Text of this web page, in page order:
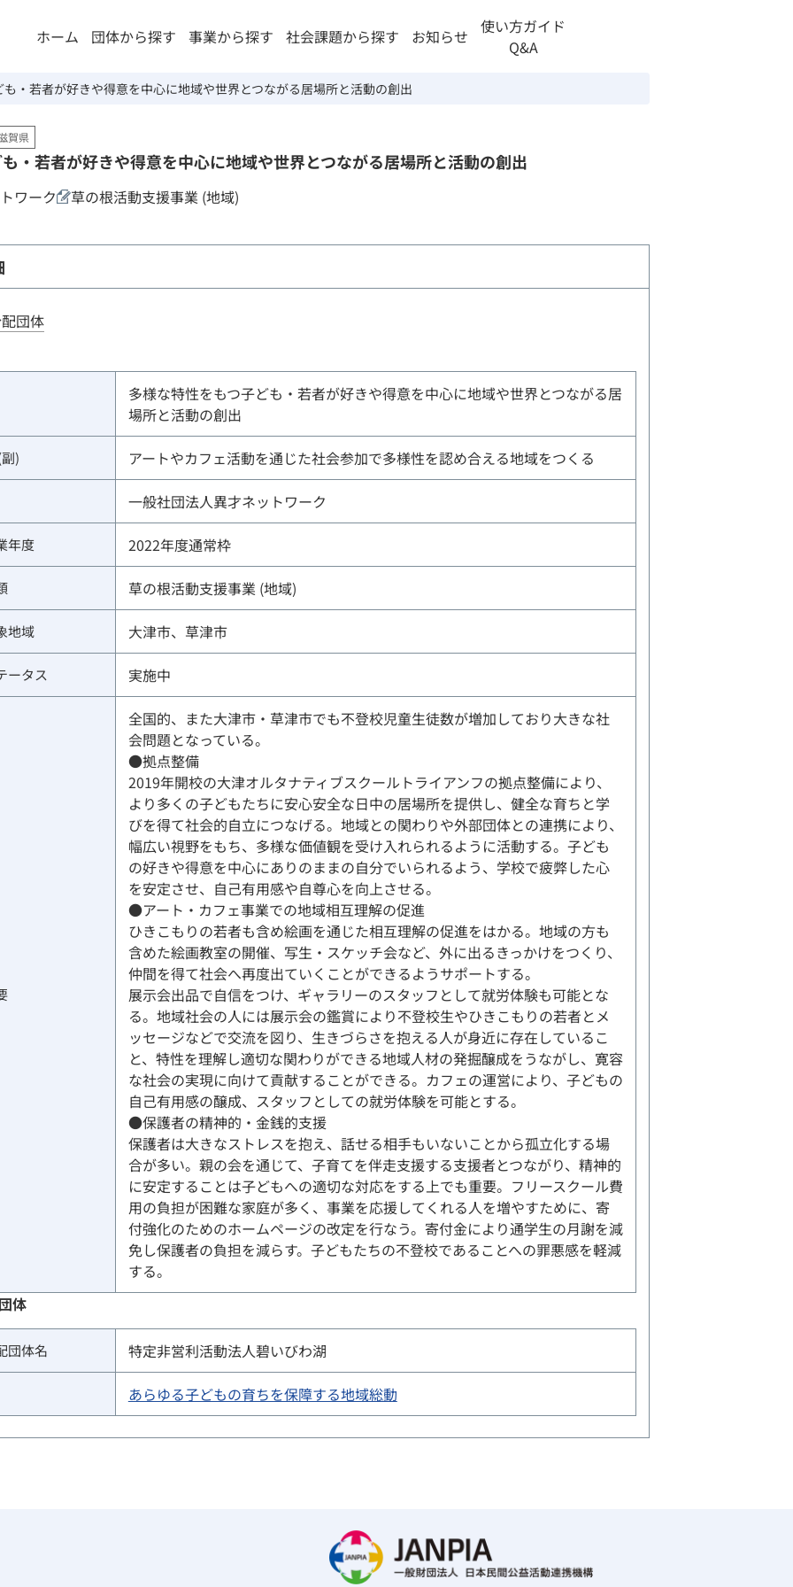
ホーム 団体から探す 事業から探す 社会課題から探す お知らせ
使い方ガイド
Q&A
・若者が好きや得意を中心に地域や世界とつながる居場所と活動の創出
賀県
・若者が好きや得意を中心に地域や世界とつながる居場所と活動の創出
ワーク 草の根活動支援事業 (地域)
団体
多様な特性をもつ子ども・若者が好きや得意を中心に地域や世界とつながる居
場所と活動の創出
) アートやカフェ活動を通じた社会参加で多様性を認め合える地域をつくる
一般社団法人異才ネットワーク
年度 2022年度通常枠
草の根活動支援事業 (地域)
地域 大津市、草津市
ータス 実施中
全国的、また大津市・草津市でも不登校児童生徒数が増加しており大きな社
会問題となっている。
●拠点整備
2019年開校の大津オルタナティブスクールトライアンフの拠点整備により、
より多くの子どもたちに安心安全な日中の居場所を提供し、健全な育ちと学
びを得て社会的自立につなげる。地域との関わりや外部団体との連携により、
幅広い視野をもち、多様な価値観を受け入れられるように活動する。子ども
の好きや得意を中心にありのままの自分でいられるよう、学校で疲弊した心
を安定させ、自己有用感や自尊心を向上させる。
●アート・カフェ事業での地域相互理解の促進
ひきこもりの若者も含め絵画を通じた相互理解の促進をはかる。地域の方も
含めた絵画教室の開催、写生・スケッチ会など、外に出るきっかけをつくり、
仲間を得て社会へ再度出ていくことができるようサポートする。
展示会出品で自信をつけ、ギャラリーのスタッフとして就労体験も可能とな
る。地域社会の人には展示会の鑑賞により不登校生やひきこもりの若者とメ
ッセージなどで交流を図り、生きづらさを抱える人が身近に存在しているこ
と、特性を理解し適切な関わりができる地域人材の発掘醸成をうながし、寛容
な社会の実現に向けて貢献することができる。カフェの運営により、子どもの
自己有用感の醸成、スタッフとしての就労体験を可能とする。
●保護者の精神的・金銭的支援
保護者は大きなストレスを抱え、話せる相手もいないことから孤立化する場
合が多い。親の会を通じて、子育てを伴走支援する支援者とつながり、精神的
に安定することは子どもへの適切な対応をする上でも重要。フリースクール費
用の負担が困難な家庭が多く、事業を応援してくれる人を増やすために、寄
付強化のためのホームページの改定を行なう。寄付金により通学生の月謝を減
免し保護者の負担を減らす。子どもたちの不登校であることへの罪悪感を軽減
する。
体
団体名 特定非営利活動法人碧いびわ湖
あらゆる子どもの育ちを保障する地域総動